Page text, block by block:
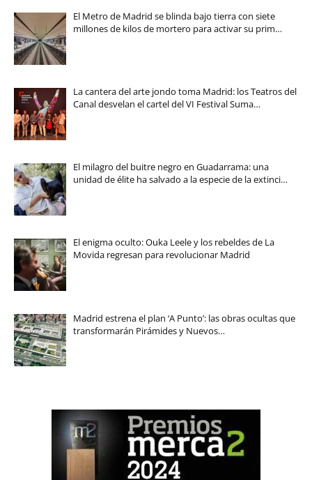
El Metro de Madrid se blinda bajo tierra con siete
millones de kilos de mortero para activar su prim…
La cantera del arte jondo toma Madrid: los Teatros del
Canal desvelan el cartel del VI Festival Suma…
El milagro del buitre negro en Guadarrama: una
unidad de élite ha salvado a la especie de la extinci…
El enigma oculto: Ouka Leele y los rebeldes de La
Movida regresan para revolucionar Madrid
Madrid estrena el plan ‘A Punto’: las obras ocultas que
transformarán Pirámides y Nuevos…